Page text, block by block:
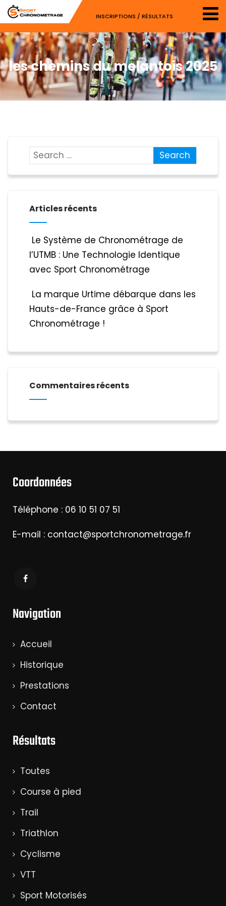
INSCRIPTIONS / RÉSULTATS
les chemins du melantois 2025
Articles récents
Le Système de Chronométrage de
l’UTMB : Une Technologie Identique
avec Sport Chronométrage
La marque Urtime débarque dans les
Hauts-de-France grâce à Sport
Chronométrage !
Commentaires récents
Coordonnées
Téléphone : 06 10 51 07 51
E-mail : contact@sportchronometrage.fr
Navigation
Accueil
Historique
Prestations
Contact
Résultats
Toutes
Course à pied
Trail
Triathlon
Cyclisme
VTT
Sport Motorisés